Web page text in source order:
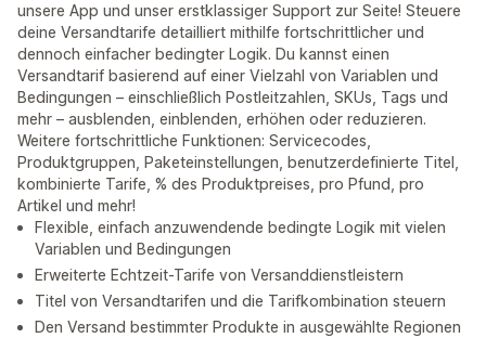
unsere App und unser erstklassiger Support zur Seite! Steuere
deine Versandtarife detailliert mithilfe fortschrittlicher und
dennoch einfacher bedingter Logik. Du kannst einen
Versandtarif basierend auf einer Vielzahl von Variablen und
Bedingungen – einschließlich Postleitzahlen, SKUs, Tags und
mehr – ausblenden, einblenden, erhöhen oder reduzieren.
Weitere fortschrittliche Funktionen: Servicecodes,
Produktgruppen, Paketeinstellungen, benutzerdefinierte Titel,
kombinierte Tarife, % des Produktpreises, pro Pfund, pro
Artikel und mehr!
Flexible, einfach anzuwendende bedingte Logik mit vielen
Variablen und Bedingungen
Erweiterte Echtzeit-Tarife von Versanddienstleistern
Titel von Versandtarifen und die Tarifkombination steuern
Den Versand bestimmter Produkte in ausgewählte Regionen